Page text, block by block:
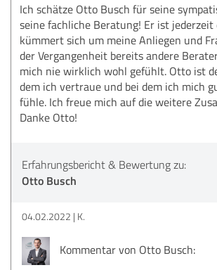
Ich schätze Otto Busch für seine
seine fachliche Beratung! Er ist
kümmert sich um meine Anliegen und
der Vergangenheit bereits andere
mich nie wirklich wohl gefühlt. Otto ist
dem ich vertraue und bei dem ich mich
fühle. Ich freue mich auf die weitere
Danke Otto!
Erfahrungsbericht & Bewertung zu:
Otto Busch
04.02.2022 K.
Kommentar von Otto Busch: